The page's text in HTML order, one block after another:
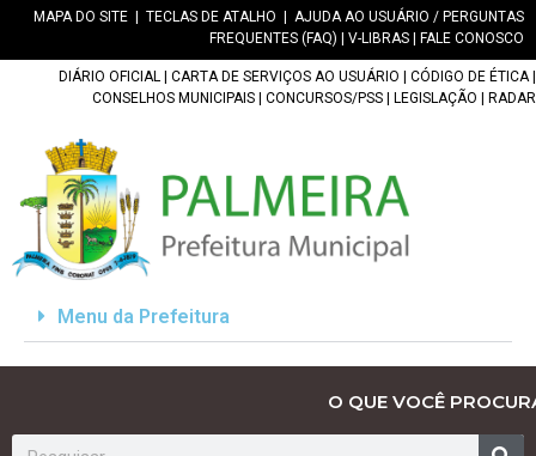
MAPA DO SITE TECLAS DE ATALHO
AJUDA AO USUÁRIO / PERGUNTAS
FREQUENTES (FAQ)
V-LIBRAS FALE CONOSCO
DIÁRIO OFICIAL CARTA DE SERVIÇOS AO USUÁRIO CÓDIGO DE ÉTICA|
CONSELHOS MUNICIPAIS
CONCURSOS/PSS LEGISLAÇÃO RADAR
Menu da Prefeitura
O QUE VOCÊ